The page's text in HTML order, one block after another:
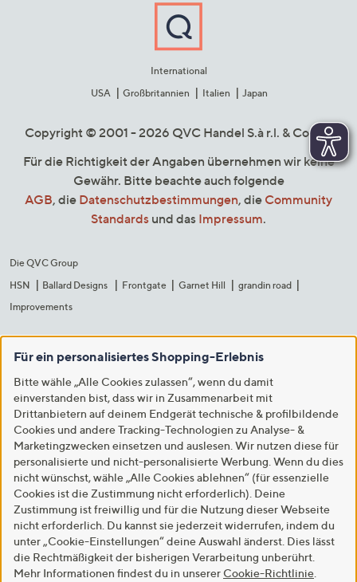
International
USA
Großbritannien Italien Japan
Copyright © 2001 - 2026 QVC Handel S.à r.l. & Co. KG
Für die Richtigkeit der Angaben übernehmen wir keine
Gewähr. Bitte beachte auch folgende
AGB, die Datenschutzbestimmungen, die Community
Standards und das Impressum.
Die QVC Group
HSN
Ballard Designs Frontgate Garnet Hill
grandin road
Improvements
Für ein personalisiertes Shopping-Erlebnis
Bitte wähle „Alle Cookies zulassen“, wenn du damit
einverstanden bist, dass wir in Zusammenarbeit mit
Drittanbietern auf deinem Endgerät technische & profilbildende
Cookies und andere Tracking-Technologien zu Analyse- &
Marketingzwecken einsetzen und auslesen. Wir nutzen diese für
personalisierte und nicht-personalisierte Werbung. Wenn du dies
nicht wünschst, wähle „Alle Cookies ablehnen“ (für essenzielle
Cookies ist die Zustimmung nicht erforderlich). Deine
Zustimmung ist freiwillig und für die Nutzung dieser Webseite
nicht erforderlich. Du kannst sie jederzeit widerrufen, indem du
unter „Cookie-Einstellungen“ deine Auswahl änderst. Dies lässt
die Rechtmäßigkeit der bisherigen Verarbeitung unberührt.
Mehr Informationen findest du in unserer Cookie-Richtlinie